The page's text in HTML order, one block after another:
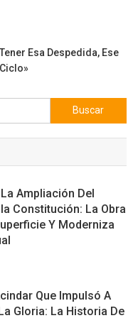
Esa Despedida, Ese
Buscar:
Ampliación Del
Constitución: La Obra
Y Moderniza
Que Impulsó A
Gloria: La Historia De